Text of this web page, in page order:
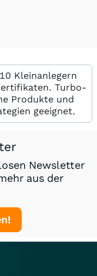
Kleinanlegern
Turbo-
Produkte und
geeignet.
Newsletter
aus der